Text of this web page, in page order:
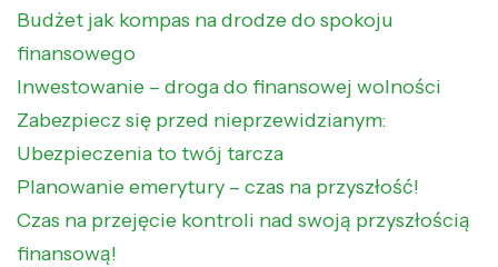
Budżet jak kompas na drodze do spokoju
finansowego
Inwestowanie – droga do finansowej wolności
Zabezpiecz się przed nieprzewidzianym:
Ubezpieczenia to twój tarcza
Planowanie emerytury – czas na przyszłość!
Czas na przejęcie kontroli nad swoją przyszłością
finansową!